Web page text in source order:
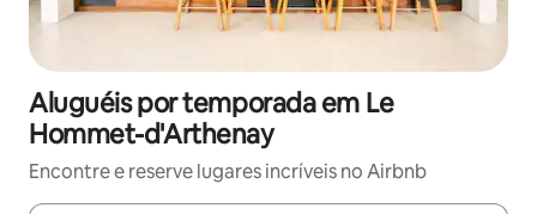
Aluguéis por temporada em Le
Hommet-d'Arthenay
Encontre e reserve lugares incríveis no Airbnb